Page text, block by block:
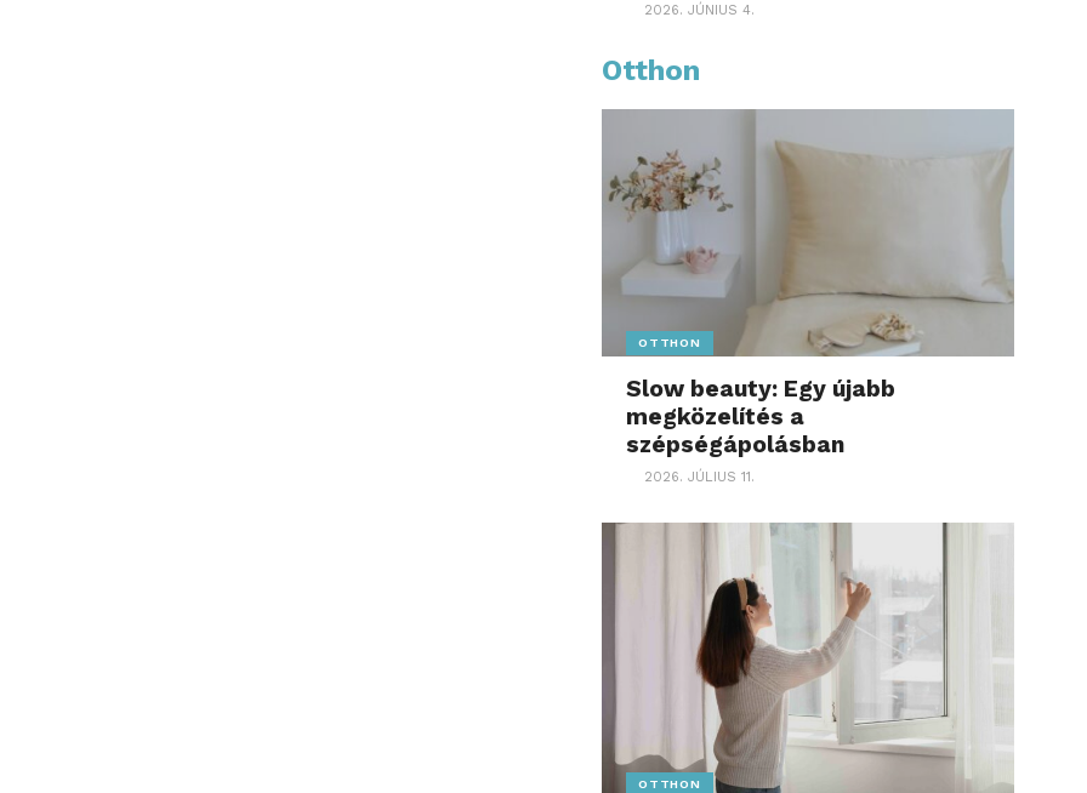
2026. JÚNIUS 4.
Otthon
OTTHON
Slow beauty: Egy újabb
megközelítés a
szépségápolásban
2026. JÚLIUS 11.
OTTHON